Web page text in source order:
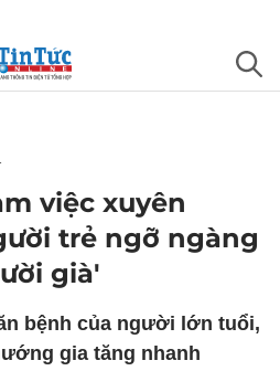
việc xuyên
trẻ ngỡ ngàng
già'
bệnh của người lớn tuổi,
gia tăng nhanh